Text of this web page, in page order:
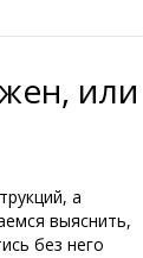
или
а
выяснить,
без него